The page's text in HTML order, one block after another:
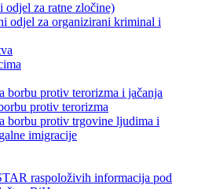
odjel za ratne zločine)
odjel za organizirani kriminal i
borbu protiv terorizma i jačanja
protiv terorizma
borbu protiv trgovine ljudima i
imigracije
raspoloživih informacija pod